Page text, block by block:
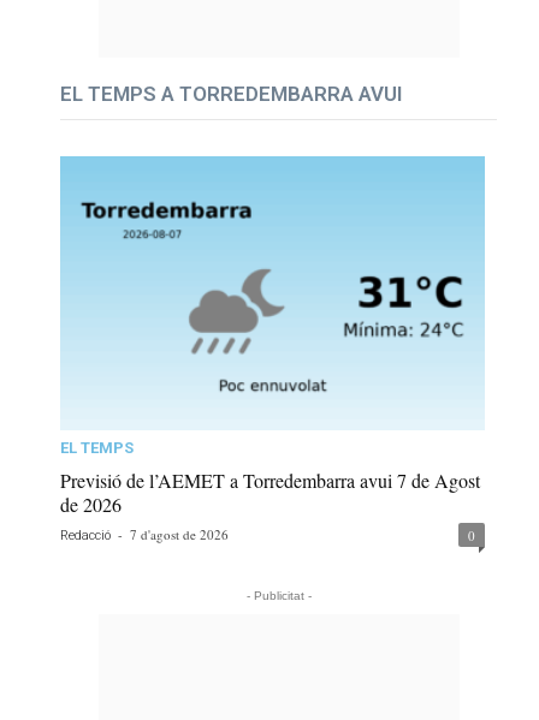
EL TEMPS A TORREDEMBARRA AVUI
EL TEMPS
Previsió de l’AEMET a Torredembarra avui 7 de Agost
de 2026
Redacció - 7 d'agost de 2026 0
- Publicitat -